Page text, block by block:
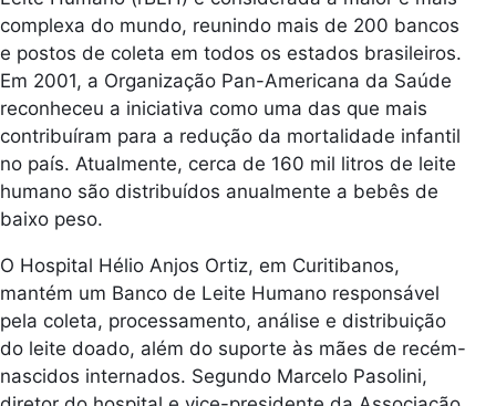
complexa do mundo, reunindo mais de 200 bancos
e postos de coleta em todos os estados brasileiros.
Em 2001, a Organização Pan-Americana da Saúde
reconheceu a iniciativa como uma das que mais
contribuíram para a redução da mortalidade infantil
no país. Atualmente, cerca de 160 mil litros de leite
humano são distribuídos anualmente a bebês de
baixo peso.
O Hospital Hélio Anjos Ortiz, em Curitibanos,
mantém um Banco de Leite Humano responsável
pela coleta, processamento, análise e distribuição
do leite doado, além do suporte às mães de recém-
nascidos internados. Segundo Marcelo Pasolini,